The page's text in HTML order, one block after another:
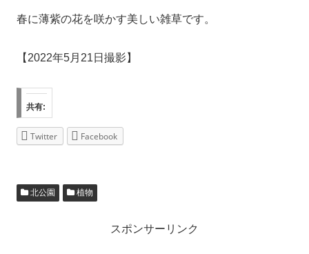
春に薄紫の花を咲かす美しい雑草です。
【2022年5月21日撮影】
共有:
Twitter Facebook
北公園 植物
スポンサーリンク